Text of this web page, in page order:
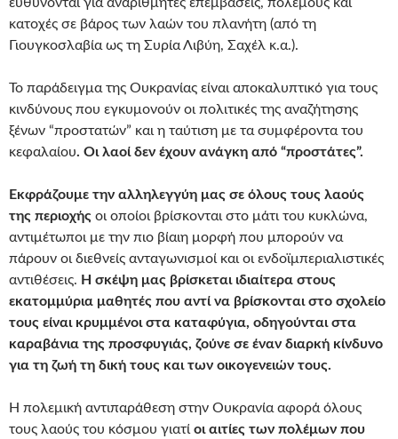
κατοχές σε βάρος των λαών του πλανήτη (από τη
Γιουγκοσλαβία ως τη Συρία Λιβύη, Σαχέλ κ.α.).
Το παράδειγμα της Ουκρανίας είναι αποκαλυπτικό για τους
κινδύνους που εγκυμονούν οι πολιτικές της αναζήτησης
ξένων “προστατών” και η ταύτιση με τα συμφέροντα του
κεφαλαίου. Οι λαοί δεν έχουν ανάγκη από “προστάτες”.
Εκφράζουμε την αλληλεγγύη μας σε όλους τους λαούς
της περιοχής οι οποίοι βρίσκονται στο μάτι του κυκλώνα,
αντιμέτωποι με την πιο βίαιη μορφή που μπορούν να
πάρουν οι διεθνείς ανταγωνισμοί και οι ενδοϊμπεριαλιστικές
αντιθέσεις. Η σκέψη μας βρίσκεται ιδιαίτερα στους
εκατομμύρια μαθητές που αντί να βρίσκονται στο σχολείο
τους είναι κρυμμένοι στα καταφύγια, οδηγούνται στα
καραβάνια της προσφυγιάς, ζούνε σε έναν διαρκή κίνδυνο
για τη ζωή τη δική τους και των οικογενειών τους.
Η πολεμική αντιπαράθεση στην Ουκρανία αφορά όλους
τους λαούς του κόσμου γιατί οι αιτίες των πολέμων που